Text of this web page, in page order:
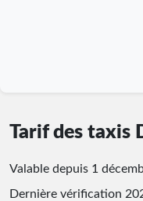
Tarif des taxis
Valable depuis 1
Dernière vérification